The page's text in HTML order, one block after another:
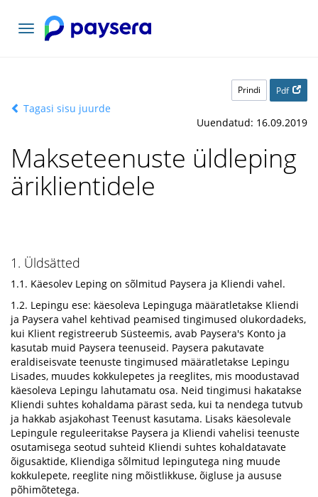
Vaheta
navigatsiooni
Prindi Pdf
Tagasi sisu juurde
Uuendatud: 16.09.2019
Makseteenuste üldleping
äriklientidele
1. Üldsätted
1.1. Käesolev Leping on sõlmitud Paysera ja Kliendi vahel.
1.2. Lepingu ese: käesoleva Lepinguga määratletakse Kliendi
ja Paysera vahel kehtivad peamised tingimused olukordadeks,
kui Klient registreerub Süsteemis, avab Paysera's Konto ja
kasutab muid Paysera teenuseid. Paysera pakutavate
eraldiseisvate teenuste tingimused määratletakse Lepingu
Lisades, muudes kokkulepetes ja reeglites, mis moodustavad
käesoleva Lepingu lahutamatu osa. Neid tingimusi hakatakse
Kliendi suhtes kohaldama pärast seda, kui ta nendega tutvub
ja hakkab asjakohast Teenust kasutama. Lisaks käesolevale
Lepingule reguleeritakse Paysera ja Kliendi vahelisi teenuste
osutamisega seotud suhteid Kliendi suhtes kohaldatavate
õigusaktide, Kliendiga sõlmitud lepingutega ning muude
kokkulepete, reeglite ning mõistlikkuse, õigluse ja aususe
põhimõtetega.